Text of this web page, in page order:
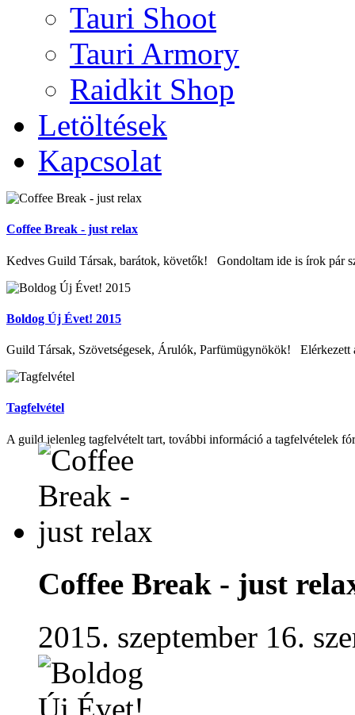
Tauri Shoot
Tauri Armory
Raidkit Shop
Letöltések
Kapcsolat
Coffee Break - just relax
Kedves Guild Társak, barátok, követők! Gondoltam ide is írok pár
Boldog Új Évet! 2015
Guild Társak, Szövetségesek, Árulók, Parfümügynökök! Elérkezett
Tagfelvétel
A guild jelenleg tagfelvételt tart, további információ a tagfelvételek
Coffee Break - just
2015. szeptember 16.